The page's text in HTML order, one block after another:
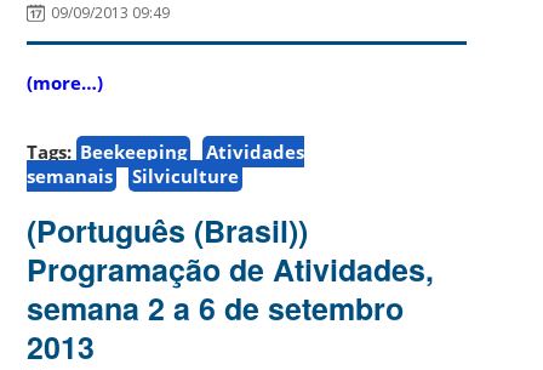
09/09/2013 09:49
(more…)
Tags: Beekeeping
Atividades
semanais
Silviculture
(Português (Brasil))
Programação de Atividades,
semana 2 a 6 de setembro
2013